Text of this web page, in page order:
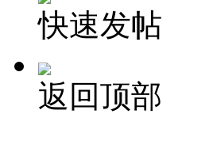
快速发帖
返回顶部